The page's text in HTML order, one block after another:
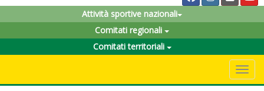
Attività sportive nazionali
Comitati regionali
Comitati territoriali